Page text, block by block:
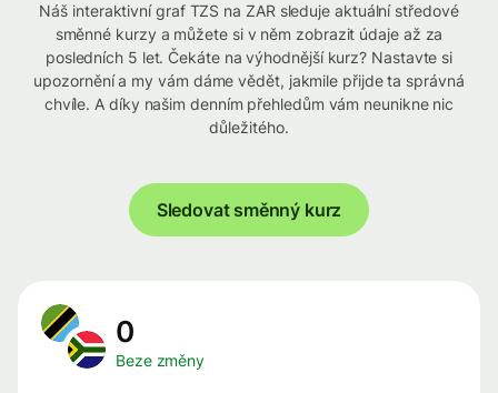
Náš interaktivní graf TZS na ZAR sleduje aktuální středové
směnné kurzy a můžete si v něm zobrazit údaje až za
posledních 5 let. Čekáte na výhodnější kurz? Nastavte si
upozornění a my vám dáme vědět, jakmile přijde ta správná
chvíle. A díky našim denním přehledům vám neunikne nic
důležitého.
Sledovat směnný kurz
0
Beze změny